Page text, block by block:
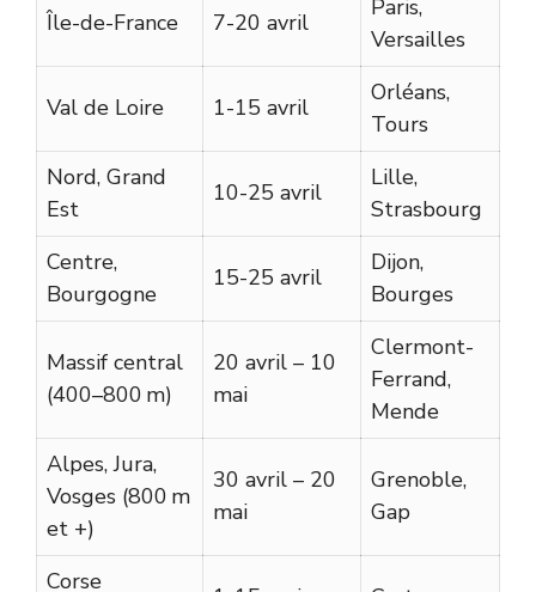
Île-de-France 7-20 avril
Paris,
Versailles
Val de Loire 1-15 avril
Orléans,
Tours
Nord, Grand
Est
10-25 avril
Lille,
Strasbourg
Centre,
Bourgogne
15-25 avril
Dijon,
Bourges
Massif central
(400–800 m)
20 avril – 10
mai
Clermont-
Ferrand,
Mende
Alpes, Jura,
Vosges (800 m
et +)
30 avril – 20
mai
Grenoble,
Gap
Corse